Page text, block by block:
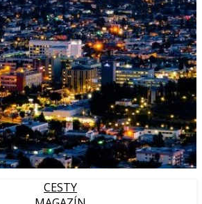
CESTY